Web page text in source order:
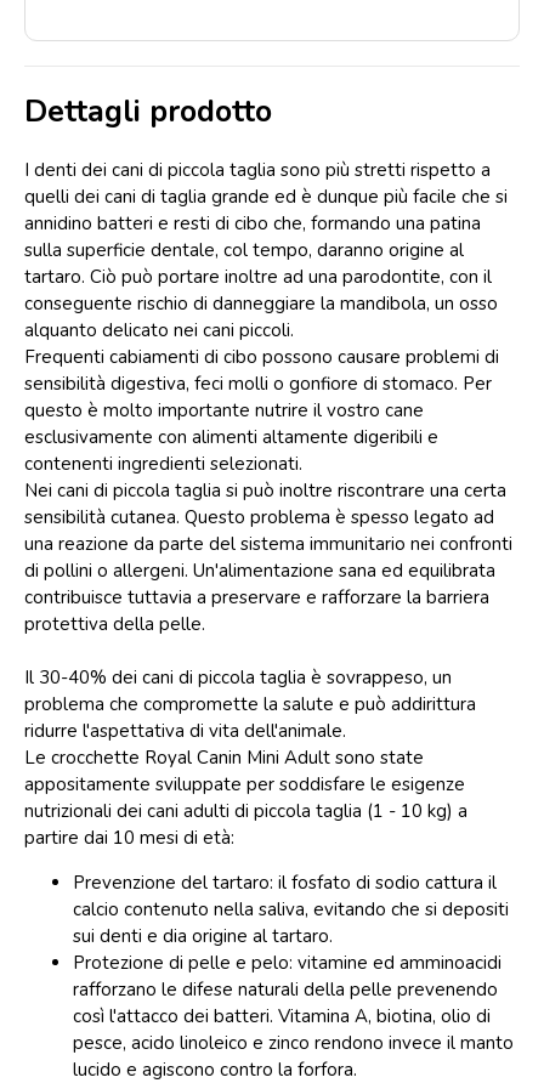
Dettagli prodotto
I denti dei cani di piccola taglia sono più stretti rispetto a
quelli dei cani di taglia grande ed è dunque più facile che si
annidino batteri e resti di cibo che, formando una patina
sulla superficie dentale, col tempo, daranno origine al
tartaro. Ciò può portare inoltre ad una parodontite, con il
conseguente rischio di danneggiare la mandibola, un osso
alquanto delicato nei cani piccoli.
Frequenti cabiamenti di cibo possono causare problemi di
sensibilità digestiva, feci molli o gonfiore di stomaco. Per
questo è molto importante nutrire il vostro cane
esclusivamente con alimenti altamente digeribili e
contenenti ingredienti selezionati.
Nei cani di piccola taglia si può inoltre riscontrare una certa
sensibilità cutanea. Questo problema è spesso legato ad
una reazione da parte del sistema immunitario nei confronti
di pollini o allergeni. Un'alimentazione sana ed equilibrata
contribuisce tuttavia a preservare e rafforzare la barriera
protettiva della pelle.
Il 30-40% dei cani di piccola taglia è sovrappeso, un
problema che compromette la salute e può addirittura
ridurre l'aspettativa di vita dell'animale.
Le crocchette Royal Canin Mini Adult sono state
appositamente sviluppate per soddisfare le esigenze
nutrizionali dei cani adulti di piccola taglia (1 - 10 kg) a
partire dai 10 mesi di età:
Prevenzione del tartaro: il fosfato di sodio cattura il
calcio contenuto nella saliva, evitando che si depositi
sui denti e dia origine al tartaro.
Protezione di pelle e pelo: vitamine ed amminoacidi
rafforzano le difese naturali della pelle prevenendo
così l'attacco dei batteri. Vitamina A, biotina, olio di
pesce, acido linoleico e zinco rendono invece il manto
lucido e agiscono contro la forfora.